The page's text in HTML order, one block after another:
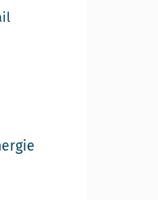
website.